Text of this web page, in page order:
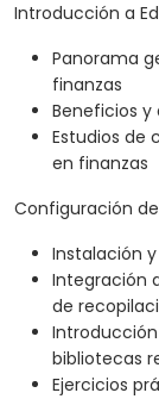
Introducción a
Panorama
finanzas
Beneficios y
Estudios de
en finanzas
Configuración
Instalación
Integración
de
bibliotecas
Ejercicios